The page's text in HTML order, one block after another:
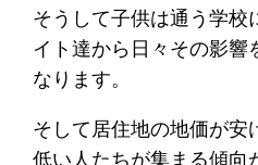
そうして子供は通う学校
イト達から日々その影響
なります。
そして居住地の地価が安
低い人たちが集まる傾向